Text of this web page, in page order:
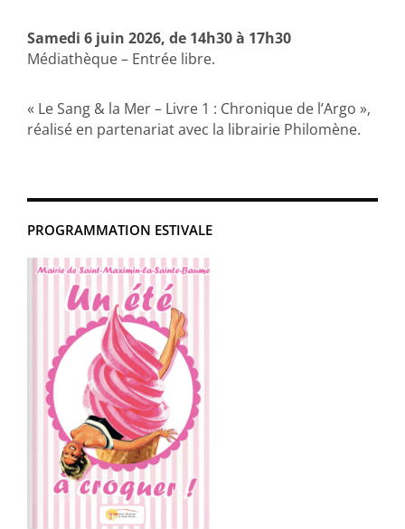
PROGRAMMATION ESTIVALE
Samedi 6 juin 2026, de 14h30 à 17h30
Médiathèque – Entrée libre.
« Le Sang & la Mer – Livre 1 : Chronique de l’Argo »,
réalisé en partenariat avec la librairie Philomène.